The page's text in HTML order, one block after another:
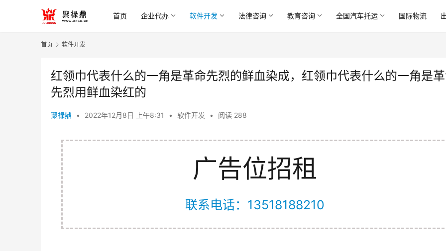
首页 企业代办 软件开发 法律咨询 教育咨询 全国汽车托运 国际物流
首页 软件开发
红领巾代表什么的一角是革命先烈的鲜血染成，红领巾代表什么的一角是
先烈用鲜血染红的
聚禄鼎 • 2022年12月8日 上午8:31 • 软件开发 • 阅读 288
广告位招租
联系电话：13518188210